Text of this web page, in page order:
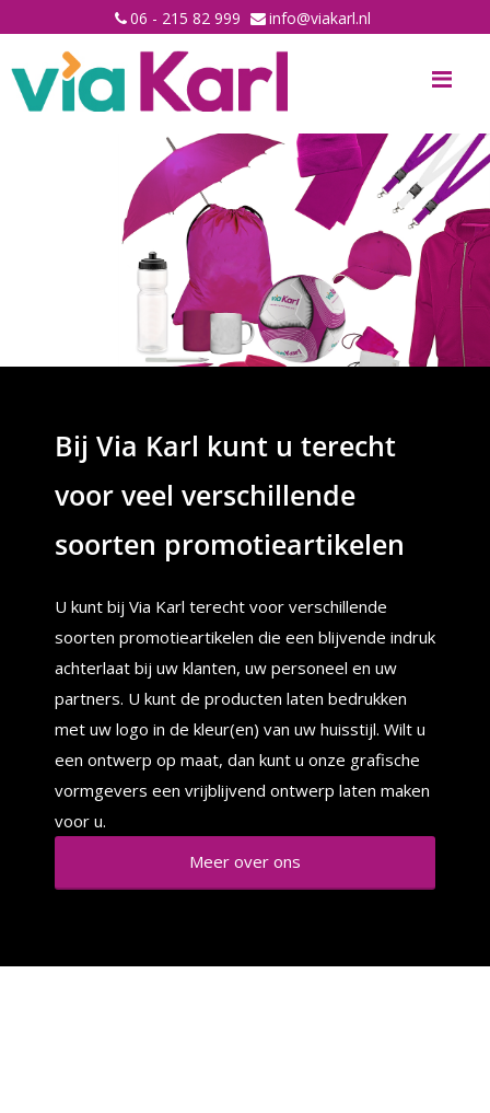
06 - 215 82 999 info@viakarl.nl
Bij Via Karl kunt u terecht
voor veel verschillende
soorten promotieartikelen
U kunt bij Via Karl terecht voor verschillende
soorten promotieartikelen die een blijvende indruk
achterlaat bij uw klanten, uw personeel en uw
partners. U kunt de producten laten bedrukken
met uw logo in de kleur(en) van uw huisstijl. Wilt u
een ontwerp op maat, dan kunt u onze grafische
vormgevers een vrijblijvend ontwerp laten maken
voor u.
Meer over ons